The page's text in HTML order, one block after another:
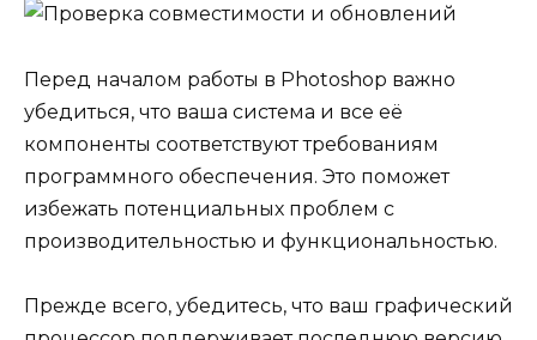
Перед началом работы в Photoshop важно
убедиться, что ваша система и все её
компоненты соответствуют требованиям
программного обеспечения. Это поможет
избежать потенциальных проблем с
производительностью и функциональностью.
Прежде всего, убедитесь, что ваш графический